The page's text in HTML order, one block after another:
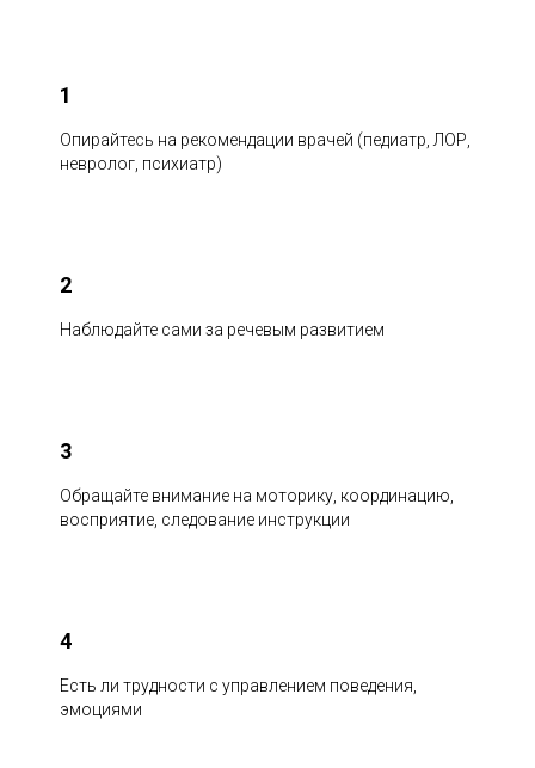
1
Опирайтесь на рекомендации врачей (педиатр, ЛОР,
невролог, психиатр)
2
Наблюдайте сами за речевым развитием
3
Обращайте внимание на моторику, координацию,
восприятие, следование инструкции
4
Есть ли трудности с управлением поведения,
эмоциями